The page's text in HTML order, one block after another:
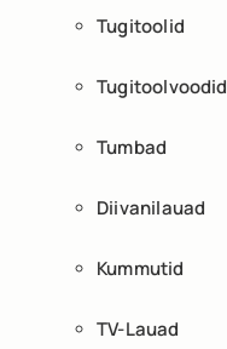
Tugitoolid
Tugitoolvoodid
Tumbad
Diivanilauad
Kummutid
TV-Lauad